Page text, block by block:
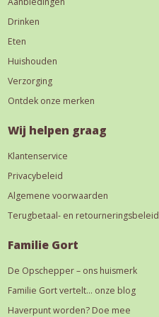
Drinken
Eten
Huishouden
Verzorging
Ontdek onze merken
Wij helpen graag
Klantenservice
Privacybeleid
Algemene voorwaarden
Terugbetaal- en retourneringsbeleid
Familie Gort
De Opschepper – ons huismerk
Familie Gort vertelt… onze blog
Haverpunt worden? Doe mee